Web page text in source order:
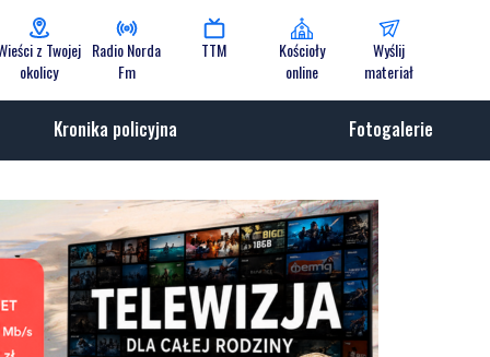
z Twojej
okolicy
Radio Norda
Fm
TTM
Kościoły
online
Wyślij
materiał
Kronika policyjna Fotogalerie